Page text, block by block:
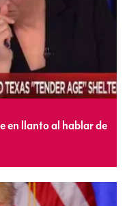
en llanto al hablar de